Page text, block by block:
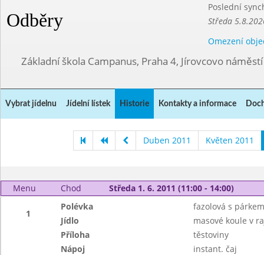
Odběry
Poslední
Středa
Omezení
Základní škola Campanus, Praha 4, Jírovcovo
Vybrat jídelnu Jídelní lístek Historie Kontakty a informace
Duben 2011 Květen 2011
Menu Chod Středa 1. 6. 2011 (11:00 - 14:00)
1
Polévka
fazolová s párkem
Jídlo
masové koule v
Příloha
těstoviny
Nápoj
instant. čaj